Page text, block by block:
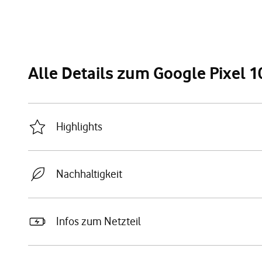
Alle Details zum Google Pixel
Highlights
Nachhaltigkeit
Infos zum Netzteil